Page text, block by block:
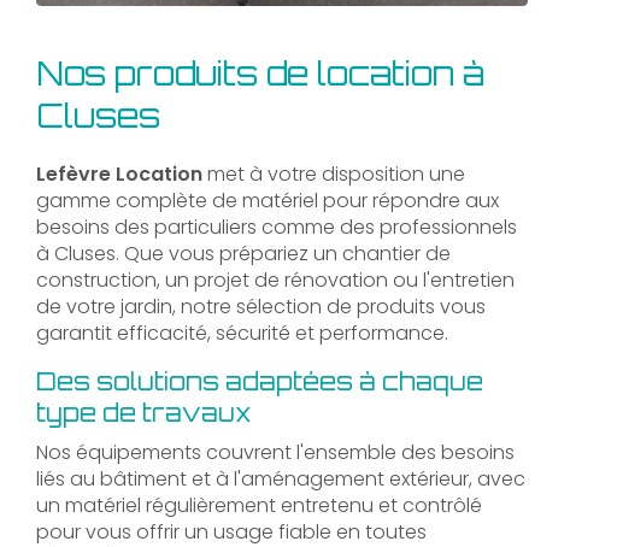
Nos produits de location à
Cluses
Lefèvre Locationmet à votre disposition une
gamme complète de matériel pour répondre aux
besoins des particuliers comme des professionnels
à Cluses. Que vous prépariez un chantier de
construction, un projet de rénovation ou l'entretien
de votre jardin, notre sélection de produits vous
garantit efficacité, sécurité et performance.
Des solutions adaptées à chaque
type de travaux
Nos équipements couvrent l'ensemble des besoins
liés au bâtiment et à l'aménagement extérieur, avec
un matériel régulièrement entretenu et contrôlé
pour vous offrir un usage fiable en toutes